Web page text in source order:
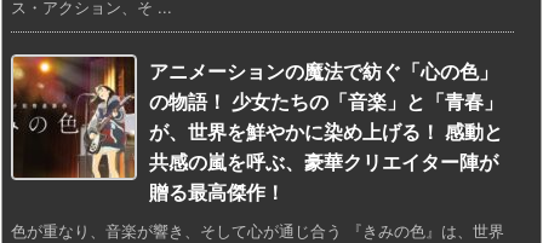
ス・アクション、そ ...
アニメーションの魔法で紡ぐ「心の色」
の物語！ 少女たちの「音楽」と「青春」
が、世界を鮮やかに染め上げる！ 感動と
共感の嵐を呼ぶ、豪華クリエイター陣が
贈る最高傑作！
色が重なり、音楽が響き、そして心が通じ合う 『きみの色』は、世界